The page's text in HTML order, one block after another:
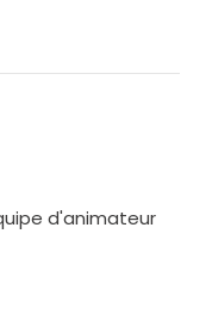
en communauté.
à transmettre
de prière,
pour
entre les
et
pour vous offrir
d'animateur